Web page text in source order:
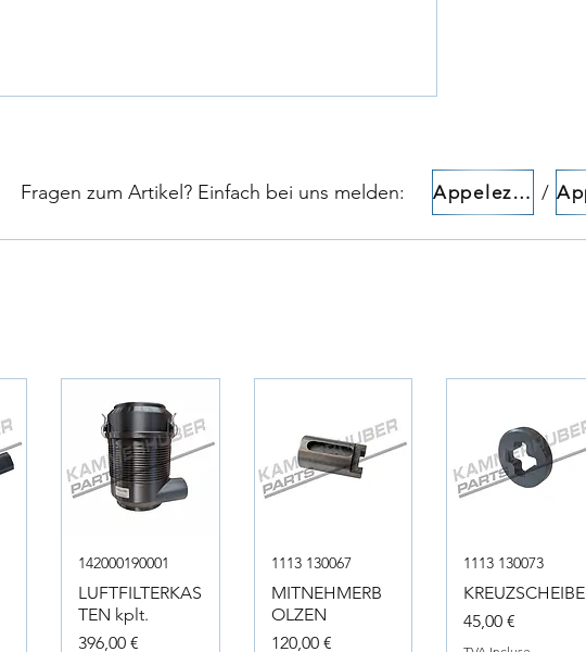
Fragen zum Artikel? Einfach bei uns melden:​​ Appelez-nous! /
142000190001
LUFTFILTERKAS
TEN kplt.
Prix
396,00 €
1113 130067
MITNEHMERB
OLZEN
Prix
120,00 €
1113 130073
KREUZSCHEIBE
Prix
45,00 €